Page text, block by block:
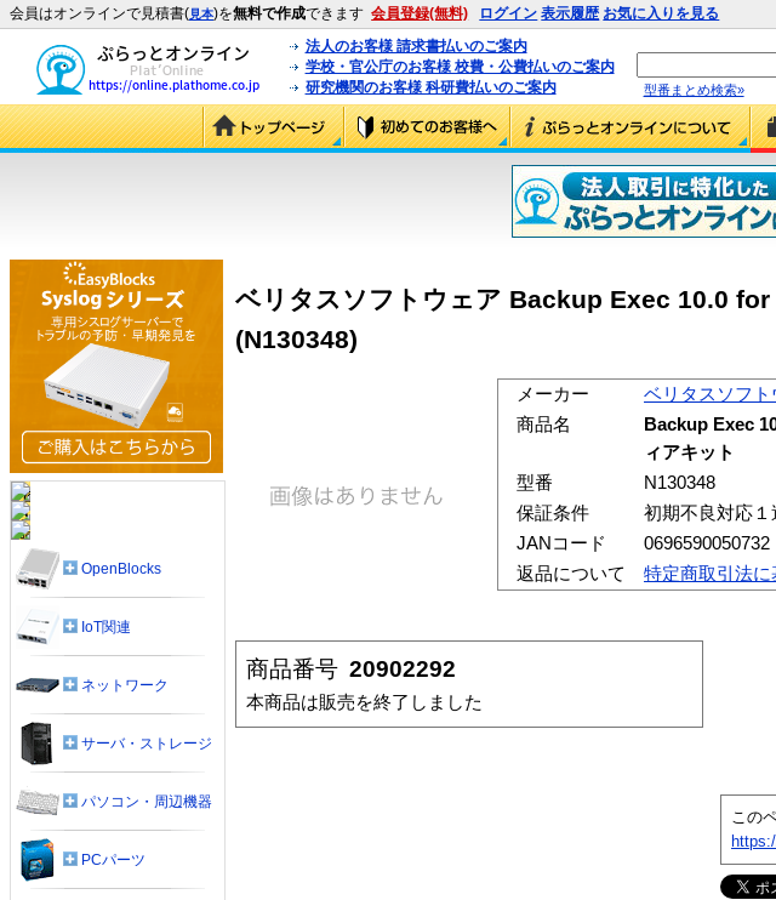
会員はオンラインで見積書(見本)を無料で作成できます 会員登録(無料) ログイン 表示履歴 お気に入りを見る
法人のお客様 請求書払いのご案内
学校・官公庁のお客様 校費・公費払いのご案内
研究機関のお客様 科研費払いのご案内
型番まとめ検索»
ベリタスソフトウェア Backup Exec 10.0
(N130348)
メーカー
ベリタスソフト
商品名
Backup Exec
ィアキット
型番
N130348
保証条件
初期不良対応
JANコード
0696590050732
返品について
特定商取引法
商品番号 20902292
本商品は販売を終了しました
この
OpenBlocks
IoT関連
ネットワーク
サーバ・ストレージ
パソコン・周辺機器
PCパーツ